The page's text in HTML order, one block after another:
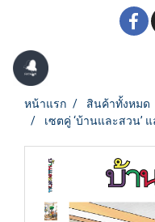
หน้าแรก สินค้าทั้งหมด
เซตคู่ ‘บ้านและสวน’